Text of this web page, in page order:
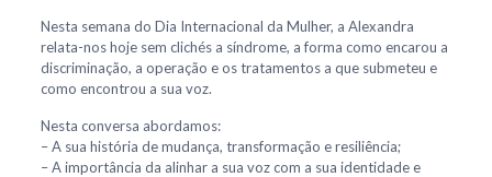
Nesta semana do Dia Internacional da Mulher, a Alexandra
relata-nos hoje sem clichés a síndrome, a forma como encarou a
discriminação, a operação e os tratamentos a que submeteu e
como encontrou a sua voz.
Nesta conversa abordamos:
– A sua história de mudança, transformação e resiliência;
– A importância da alinhar a sua voz com a sua identidade e